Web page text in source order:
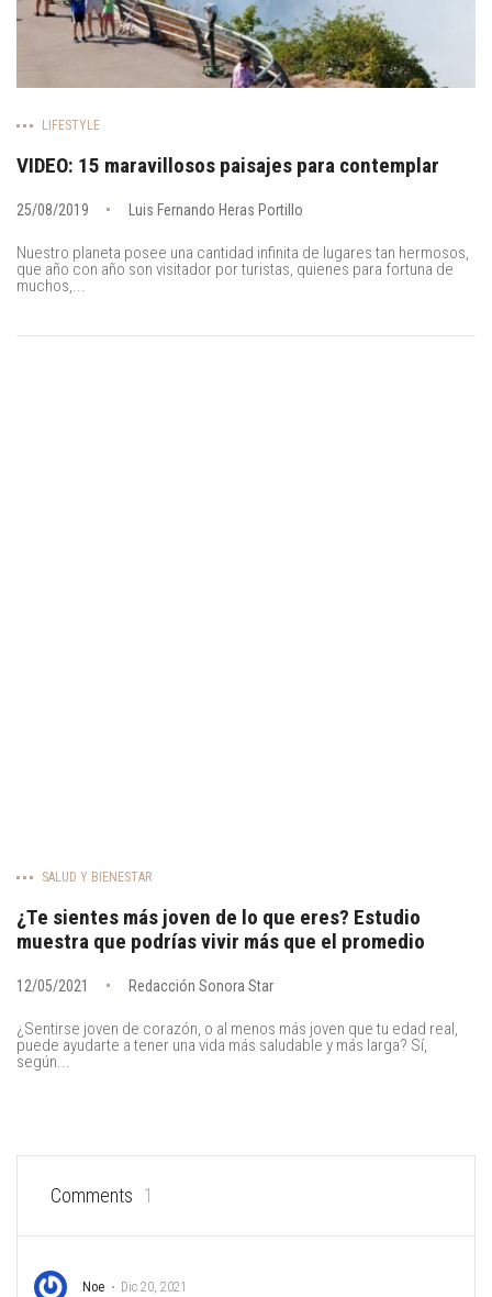
LIFESTYLE
VIDEO: 15 maravillosos paisajes para contemplar
25/08/2019 Luis Fernando Heras Portillo
Nuestro planeta posee una cantidad infinita de lugares tan hermosos,
que año con año son visitador por turistas, quienes para fortuna de
muchos,...
SALUD Y BIENESTAR
¿Te sientes más joven de lo que eres? Estudio
muestra que podrías vivir más que el promedio
12/05/2021 Redacción Sonora Star
¿Sentirse joven de corazón, o al menos más joven que tu edad real,
puede ayudarte a tener una vida más saludable y más larga? Sí,
según...
Comments 1
Noe Dic 20, 2021